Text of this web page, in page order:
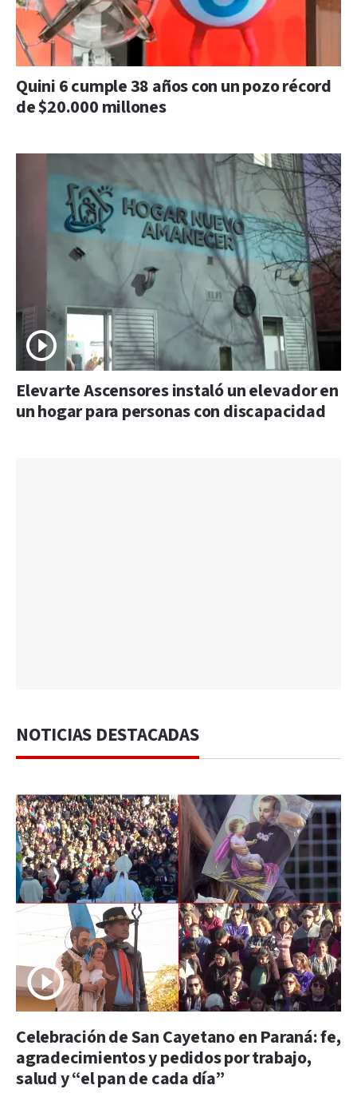
Quini 6 cumple 38 años con un pozo récord
de $20.000 millones
Elevarte Ascensores instaló un elevador en
un hogar para personas con discapacidad
NOTICIAS DESTACADAS
Celebración de San Cayetano en Paraná: fe,
agradecimientos y pedidos por trabajo,
salud y “el pan de cada día”